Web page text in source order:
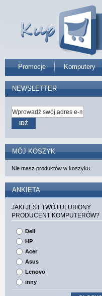
Promocje Komputery
NEWSLETTER
IDŹ
MÓJ KOSZYK
Nie masz produktów w koszyku.
ANKIETA
JAKI JEST TWÓJ ULUBIONY
PRODUCENT KOMPUTERÓW?
Dell
HP
Acer
Asus
Lenovo
inny